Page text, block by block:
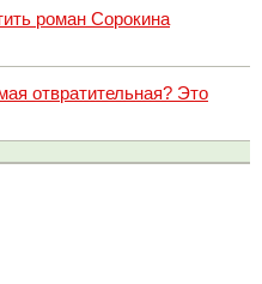
роман Сорокина
отвратительная? Это